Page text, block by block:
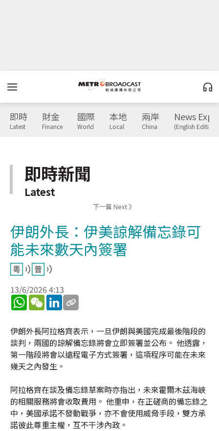
即時
Latest
財金
Finance
國際
World
本地
Local
兩岸
China
News
(English Edition)
即時新聞
Latest
下一篇 Next 》
伊朗外長：伊美諒解備忘錄可
能未來數天內簽署
13/6/2026 4:13
WhatsApp
WeChatLinkedIn
伊朗外長阿拉格齊表示，一旦伊朗與美國完成最後階段的
談判，兩國的諒解備忘錄將會立即簽署並公布。 他透露，
第一階段將會以遠程電子方式簽署，這項程序可能在未來
幾天之內發生。
阿拉格齊在談及備忘錄草案時亦指出，未來霍爾木茲海峽
的相關服務將會收取費用。 他重申，在正磋商的備忘錄之
中，美國承諾不發動戰爭，亦不會使用威脅手段，雙方承
諾彼此尊重主權，互不干涉內政。